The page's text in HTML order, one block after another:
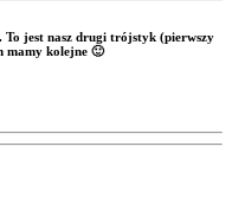
jest nasz drugi trójstyk (pierwszy
mamy kolejne 🙂